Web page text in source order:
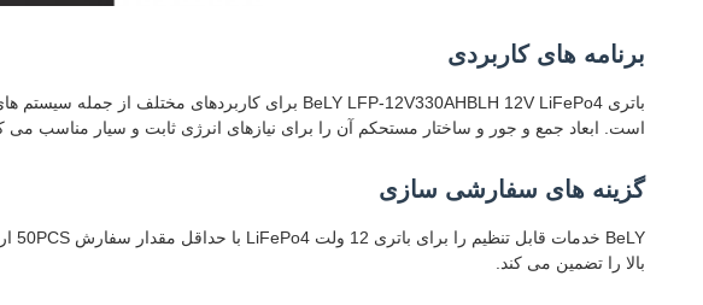
برنامه های کاربردی
است. ابعاد جمع و جور و ساختار مستحکم آن را برای نیازهای انرژی ثابت و سیار مناسب می
گزینه های سفارشی سازی
بالا را تضمین می کند.